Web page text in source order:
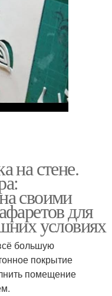
на стене.
своими
для
условиях
большую
покрытие
помещение